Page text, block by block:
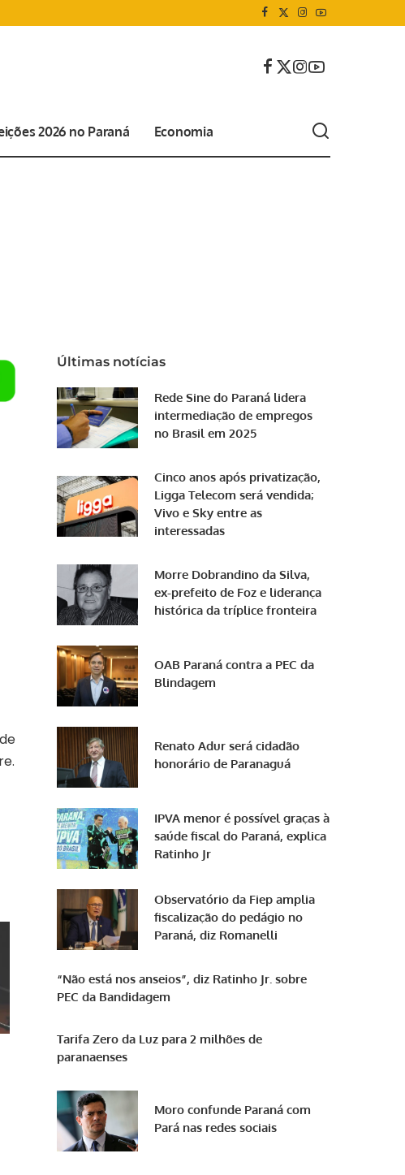
2026 no Paraná Economia
Últimas notícias
Rede Sine do Paraná lidera
intermediação de empregos
no Brasil em 2025
Cinco anos após privatização,
Ligga Telecom será vendida;
Vivo e Sky entre as
interessadas
Morre Dobrandino da Silva,
ex-prefeito de Foz e liderança
histórica da tríplice fronteira
OAB Paraná contra a PEC da
Blindagem
Renato Adur será cidadão
honorário de Paranaguá
IPVA menor é possível graças à
saúde fiscal do Paraná, explica
Ratinho Jr
Observatório da Fiep amplia
fiscalização do pedágio no
Paraná, diz Romanelli
“Não está nos anseios”, diz Ratinho Jr. sobre
PEC da Bandidagem
Tarifa Zero da Luz para 2 milhões de
paranaenses
Moro confunde Paraná com
Pará nas redes sociais